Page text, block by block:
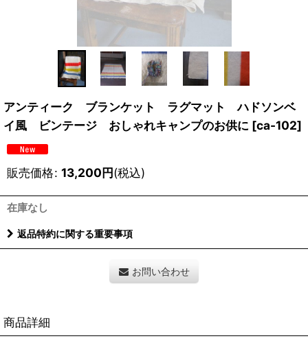
アンティーク ブランケット ラグマット ハドソンベ
イ風 ビンテージ おしゃれキャンプのお供に [ca-102]
販売価格: 13,200円(税込)
在庫なし
返品特約に関する重要事項
お問い合わせ
商品詳細